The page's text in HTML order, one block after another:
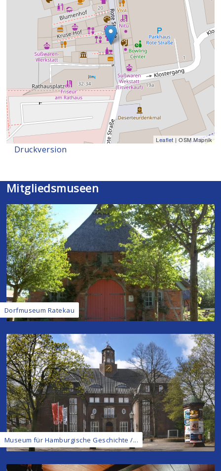
Leaflet | OSM Mapnik
Druckversion
Mitgliedsmuseen
Dorfmuseum Ratekau
Museum für Hamburgische Geschichte /...